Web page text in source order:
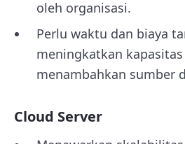
oleh organisasi.
Perlu waktu dan biaya
meningkatkan
menambahkan sumber
Cloud Server